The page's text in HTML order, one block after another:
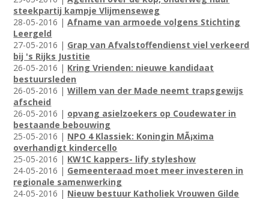
steekpartij kampje Vlijmenseweg
28-05-2016 |Afname van armoede volgens Stichting
Leergeld
27-05-2016 | Grap van Afvalstoffendienst viel verkeerd
bij 's Rijks Justitie
26-05-2016 | Kring Vrienden: nieuwe kandidaat
bestuursleden
26-05-2016 |Willem van der Made neemt trapsgewijs
afscheid
26-05-2016 | opvang asielzoekers op Coudewater in
bestaande bebouwing
25-05-2016 | NPO 4 Klassiek: Koningin MÃ¡xima
overhandigt kindercello
25-05-2016 | KW1C kappers- lify styleshow
24-05-2016 | Gemeenteraad moet meer investeren in
regionale samenwerking
24-05-2016 | Nieuw bestuur Katholiek Vrouwen Gilde